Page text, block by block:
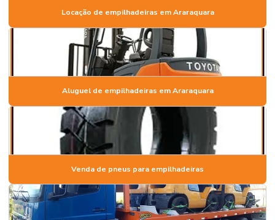
Locação de empilhadeiras em Araraquara
Aluguel de empilhadeiras em Araraquara
Venda de pneus para empilhadeiras